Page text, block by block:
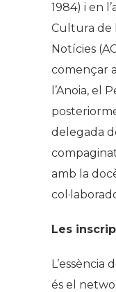
1984) i en
Cultura de
Notícies
començar
l’Anoia, el
delegada
amb la
Les
L’essència
és el